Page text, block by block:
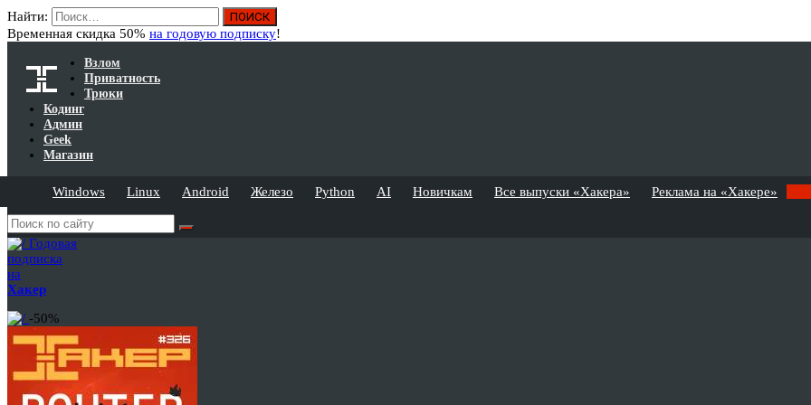
Найти:
Временная скидка 50% на годовую подписку!
Взлом
Приватность
Трюки
Кодинг
Админ
Geek
Магазин
Windows Linux Android Железо Python AI Новичкам Все выпуски «Хакера» Реклама на «Хакере»
Годовая
подписка
на
Хакер
-50%